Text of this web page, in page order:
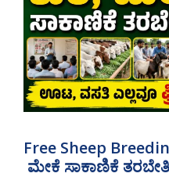
Free Sheep
ಮೇಕೆ ಸಾಕಾಣಿಕೆ